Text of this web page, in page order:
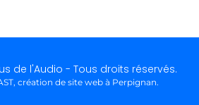
de l'Audio - Tous droits réservés.
création de site web à Perpignan.